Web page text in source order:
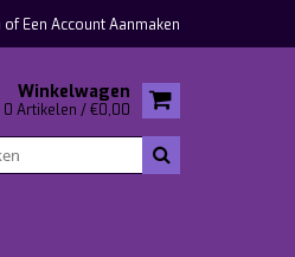
ofEen Account Aanmaken
Winkelwagen
0 Artikelen / €0,00